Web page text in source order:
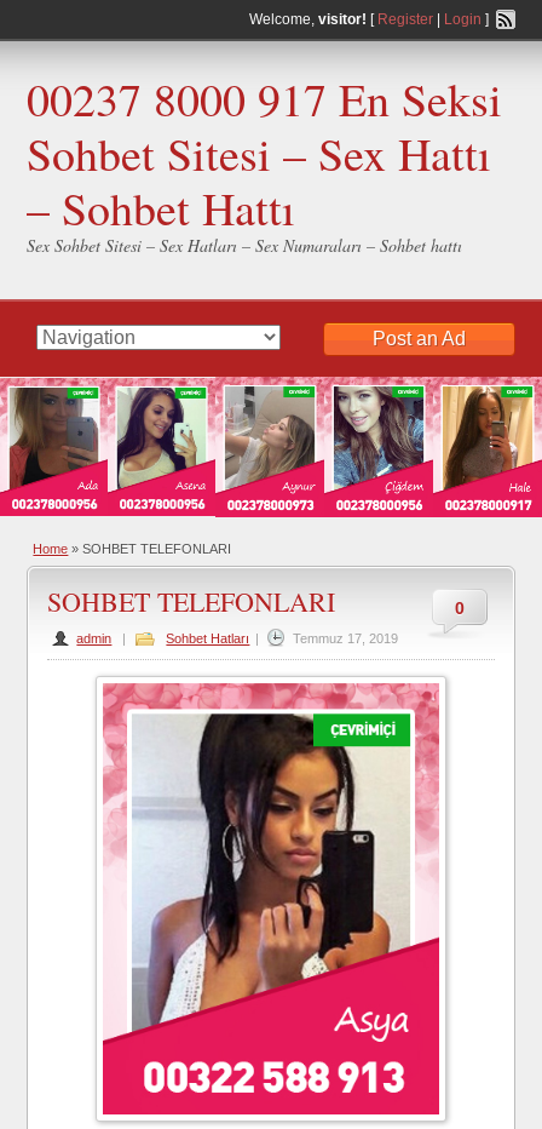
Welcome, visitor! [ Register| Login ]
00237 8000 917 En Seksi
Sohbet Sitesi – Sex Hattı
– Sohbet Hattı
Sex Sohbet Sitesi – Sex Hatları – Sex Numaraları – Sohbet hattı
Post an Ad
Home » SOHBET TELEFONLARI
0
SOHBET TELEFONLARI
admin | Sohbet Hatları | Temmuz 17, 2019